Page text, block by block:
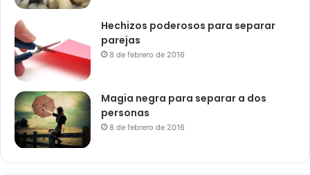
Hechizos poderosos para separar
parejas
8 de febrero de 2016
Magia negra para separar a dos
personas
8 de febrero de 2016